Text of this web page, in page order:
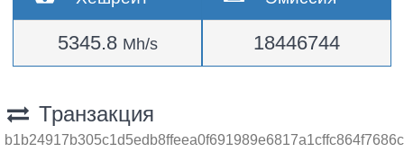
5345.8 Mh/s 18446744
Транзакция
b1b24917b305c1d5edb8ffeea0f691989e6817a1cffc864f7686c